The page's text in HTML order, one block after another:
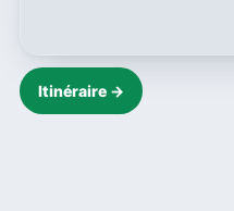
Itinéraire →